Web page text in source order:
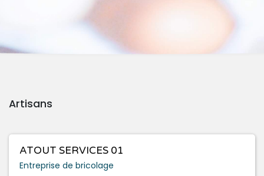
Artisans
ATOUT SERVICES 01
Entreprise de bricolage